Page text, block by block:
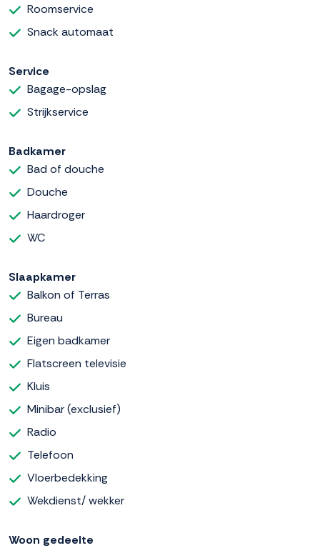
Roomservice
Snack automaat
Service
Bagage-opslag
Strijkservice
Badkamer
Bad of douche
Douche
Haardroger
WC
Slaapkamer
Balkon of Terras
Bureau
Eigen badkamer
Flatscreen televisie
Kluis
Minibar (exclusief)
Radio
Telefoon
Vloerbedekking
Wekdienst/ wekker
Woon gedeelte